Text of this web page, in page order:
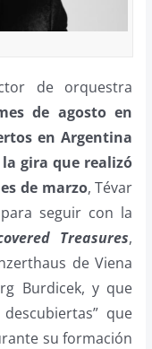
de orquestra
de agosto en
en Argentina
gira que realizó
de marzo, Tévar
seguir con la
Treasures,
de Viena
Burdicek, y que
que
su formación